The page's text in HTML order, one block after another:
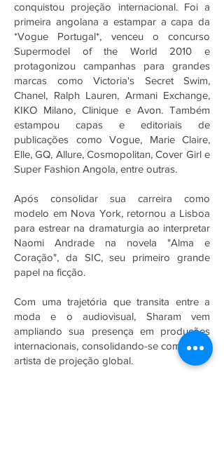
conquistou projeção internacional. Foi a
primeira angolana a estampar a capa da
*Vogue Portugal*, venceu o concurso
Supermodel of the World 2010 e
protagonizou campanhas para grandes
marcas como Victoria's Secret Swim,
Chanel, Ralph Lauren, Armani Exchange,
KIKO Milano, Clinique e Avon. Também
estampou capas e editoriais de
publicações como Vogue, Marie Claire,
Elle, GQ, Allure, Cosmopolitan, Cover Girl e
Super Fashion Angola, entre outras.
Após consolidar sua carreira como
modelo em Nova York, retornou a Lisboa
para estrear na dramaturgia ao interpretar
Naomi Andrade na novela "Alma e
Coração", da SIC, seu primeiro grande
papel na ficção.
Com uma trajetória que transita entre a
moda e o audiovisual, Sharam vem
ampliando sua presença em produções
internacionais, consolidando-se como uma
artista de projeção global.